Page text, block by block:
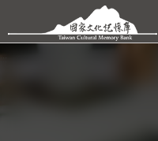
跳到主要內容區塊
:::